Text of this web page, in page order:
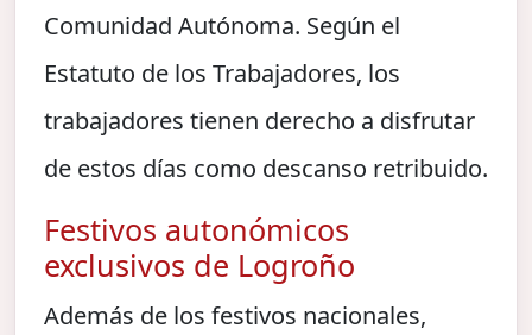
Comunidad Autónoma. Según el
Estatuto de los Trabajadores, los
trabajadores tienen derecho a disfrutar
de estos días como descanso retribuido.
Festivos autonómicos
exclusivos de Logroño
Además de los festivos nacionales,